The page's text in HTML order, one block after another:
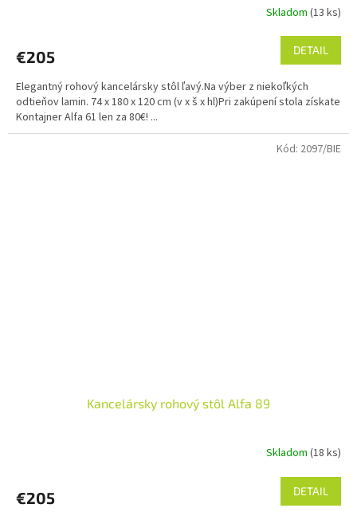
je
z
5
hviezdičiek.
Skladom(13 ks)
€205 DETAIL
Elegantný rohový kancelársky stôl ľavý.Na výber z niekoľkých
odtieňov lamin. 74 x 180 x 120 cm (v x š x hl)Pri zakúpení stola získate
Kontajner Alfa 61 len za 80€! ...
Kancelársky rohový stôl Alfa 89
je
Skladom(18 ks)
€205 DETAIL
Kód: 2097/BIE